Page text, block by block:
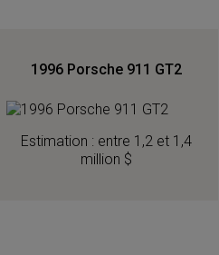
1996 Porsche 911 GT2
Estimation : entre 1,2 et 1,4
million $